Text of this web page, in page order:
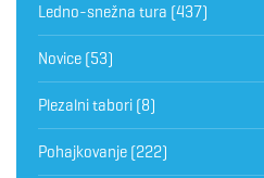
Ledno-snežna tura (437)
Novice (53)
Plezalni tabori (8)
Pohajkovanje (222)